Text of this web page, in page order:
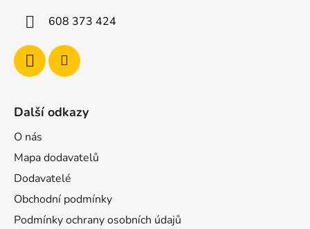
608 373 424
Další odkazy
O nás
Mapa dodavatelů
Dodavatelé
Obchodní podmínky
Podmínky ochrany osobních údajů